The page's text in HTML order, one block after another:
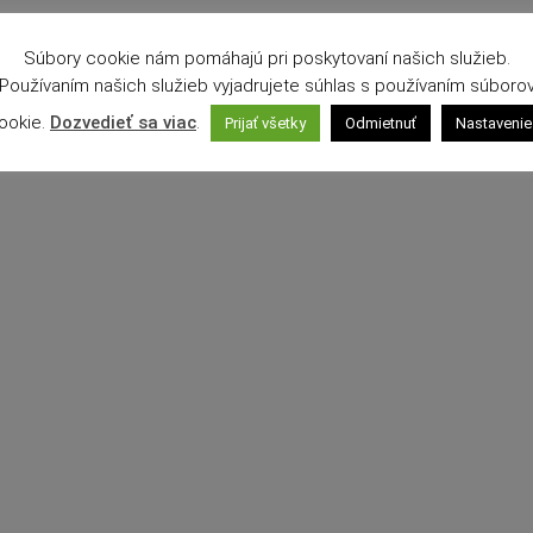
Súbory cookie nám pomáhajú pri poskytovaní našich služieb.
našich služieb vyjadrujete súhlas s používaním
Dozvedieť sa viac Prijať všetky Odmietnuť Nastavenie